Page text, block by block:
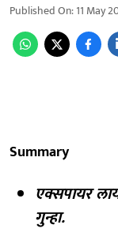
Published On:11 May
Summary
एक्सपायर
गुन्हा.